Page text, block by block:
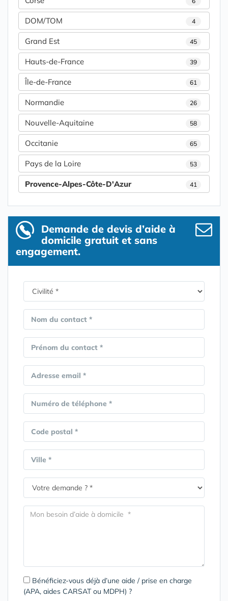
DOM/TOM 4
Grand Est 45
Hauts-de-France 39
Île-de-France 61
Normandie 26
Nouvelle-Aquitaine 58
Occitanie 65
Pays de la Loire 53
Provence-Alpes-Côte-D'Azur 41
Demande de devis d’aide à
domicile gratuit et sans
engagement.
Nom du contact *
Prénom du contact *
Adresse email *
Numéro de téléphone *
Code postal *
Ville *
Bénéficiez-vous déjà d’une aide / prise en charge
(APA, aides CARSAT ou MDPH) ?